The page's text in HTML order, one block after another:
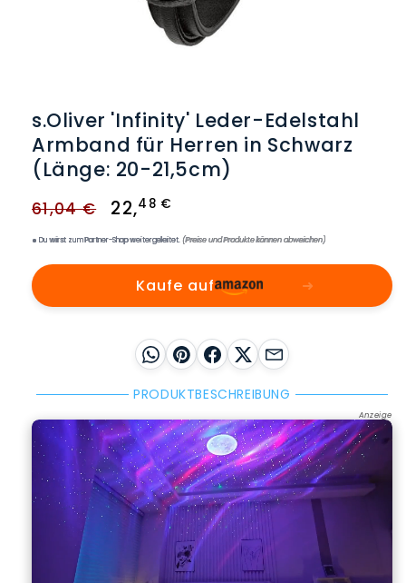
Modal
öffnen
s.Oliver 'Infinity' Leder-Edelstahl
Armband für Herren in Schwarz
(Länge: 20-21,5cm)
Normaler
Preis
61,04 € Verkaufspreis
22,48 €
Du wirst zum Partner-Shop weitergeleitet.(Preise und Produkte können abweichen)
Kaufe auf
WhatsApp
Pinterest
Facebook
X E-Mail
PRODUKTBESCHREIBUNG
Anzeige